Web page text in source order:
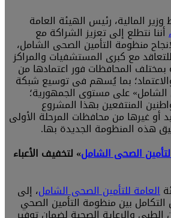
المالية، رئيس الهيئة العامة
أننا نتطلع إلى تعزيز الشراكة مع
منظومة التأمين الصحى الشامل،
مع كبرى المستشفيات والمراكز
بمختلف المحافظات فور اعتمادها من
والاعتماد؛ بما يُسهم فى توسيع شبكة
الشامل» على مستوى الجمهورية؛
المنتفعين بهذا المشروع
أو غيرها من محافظات المرحلة الأولى
هذه المنظومة الجديدة بها.
الصحى الشامل» لتخفيف الأعباء
العامة للتأمين الصحى الشامل، إلى
بين منظومة التأمين الصحي